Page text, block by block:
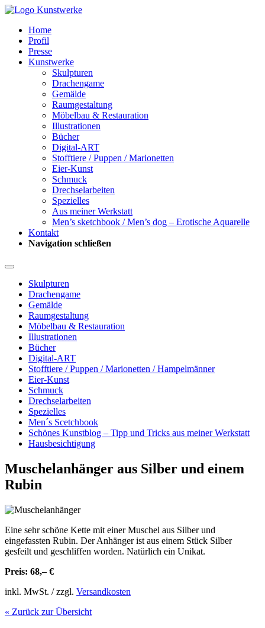
Home
Profil
Presse
Kunstwerke
Skulpturen
Drachengame
Gemälde
Raumgestaltung
Möbelbau & Restauration
Illustrationen
Bücher
Digital-ART
Stofftiere / Puppen / Marionetten
Eier-Kunst
Schmuck
Drechselarbeiten
Spezielles
Aus meiner Werkstatt
Men’s sketchbook / Men’s dog – Erotische Aquarelle
Kontakt
Navigation schließen
Skulpturen
Drachengame
Gemälde
Raumgestaltung
Möbelbau & Restauration
Illustrationen
Bücher
Digital-ART
Stofftiere / Puppen / Marionetten / Hampelmänner
Eier-Kunst
Schmuck
Drechselarbeiten
Spezielles
Men´s Scetchbook
Schönes Kunstblog – Tipp und Tricks aus meiner Werkstatt
Hausbesichtigung
Muschelanhänger aus Silber und einem
Rubin
Eine sehr schöne Kette mit einer Muschel aus Silber und
eingefassten Rubin. Der Anhänger ist aus einem Stück Silber
gesfeilt und geschliffen worden. Natürlich ein Unikat.
Preis: 68,– €
inkl. MwSt. / zzgl. Versandkosten
« Zurück zur Übersicht